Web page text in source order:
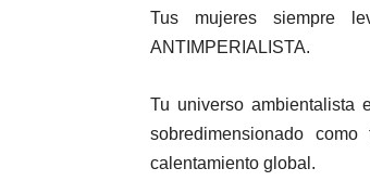
Tus mujeres siempre
ANTIMPERIALISTA.
Tu universo ambientalista
sobredimensionado
calentamiento global.